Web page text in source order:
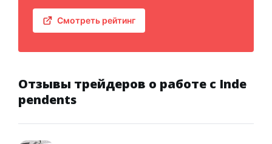
Смотреть рейтинг
Отзывы трейдеров о работе с Inde
pendents